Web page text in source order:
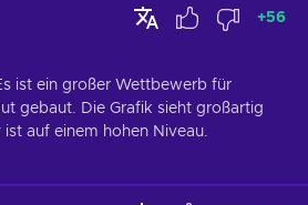
+56
ist ein großer Wettbewerb für
gebaut. Die Grafik sieht großartig
auf einem hohen Niveau.